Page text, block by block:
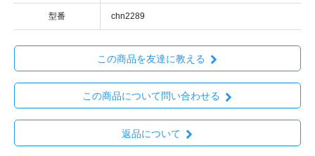
型番 chn2289
この商品を友達に教える
この商品について問い合わせる
返品について